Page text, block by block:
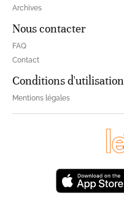
Archives
Nous contacter
FAQ
Contact
Conditions d'utilisation
Mentions légales